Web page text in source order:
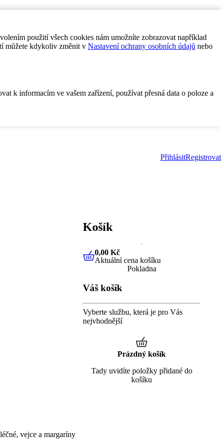
použití všech cookies nám umožníte zobrazovat například
můžete kdykoliv změnit v Nastavení ochrany osobních údajů nebo
k informacím ve vašem zařízení, používat přesná data o poloze a
PřihlásitRegistrovat
vejce a margaríny
Košík
0,00 KčAktuální cena košíku
0,00 Kč
Aktuální cena košíku
Pokladna
Váš košík
Vyberte službu, která je pro Vás
nejvhodnější
Prázdný košík
Tady uvidíte položky přidané do
košíku